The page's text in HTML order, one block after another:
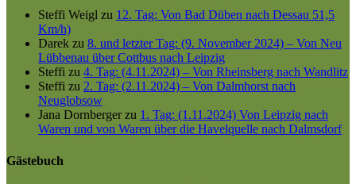
Steffi Weigl zu 12. Tag: Von Bad Düben nach Dessau 51,5
Km/h)
Darek zu 8. und letzter Tag: (9. November 2024) – Von Neu
Lübbenau über Cottbus nach Leipzig
Steffi zu 4. Tag: (4.11.2024) – Von Rheinsberg nach Wandlitz
Steffi zu 2. Tag: (2.11.2024) – Von Dalmhorst nach
Neuglobsow
Jana Dornbergerzu 1. Tag: (1.11.2024) Von Leipzig nach
Waren und von Waren über die Havelquelle nach Dalmsdorf
Gästebuch